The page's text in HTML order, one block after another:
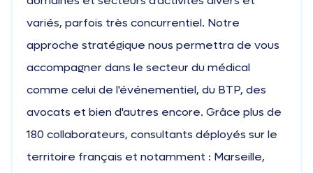
variés, parfois très concurrentiel. Notre
approche stratégique nous permettra de vous
accompagner dans le secteur du médical
comme celui de l'événementiel, du BTP, des
avocats et bien d'autres encore. Grâce plus de
180 collaborateurs, consultants déployés sur le
territoire français et notamment : Marseille,